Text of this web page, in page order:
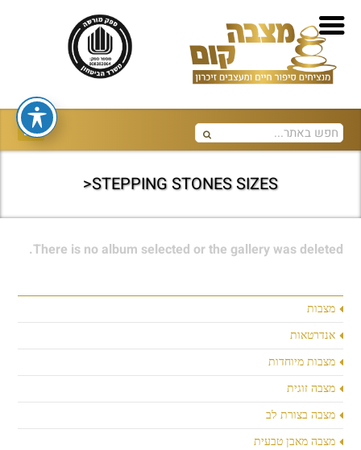
STEPPING STONES SIZES<
מצבות
אנדרטאות
מצבות מיוחדות
מצבה זוגית
מצבה בצורת לב
מצבה מאבן טבעית
There is no album selected or the gallery was deleted.